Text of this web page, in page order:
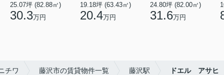
25.07坪 (82.88㎡)
30.3万円
19.18坪 (63.43㎡)
20.4万円
24.80坪 (82.00㎡)
31.6万円
チワ 藤沢市の賃貸物件一覧 藤沢駅 ドエル アサヒ